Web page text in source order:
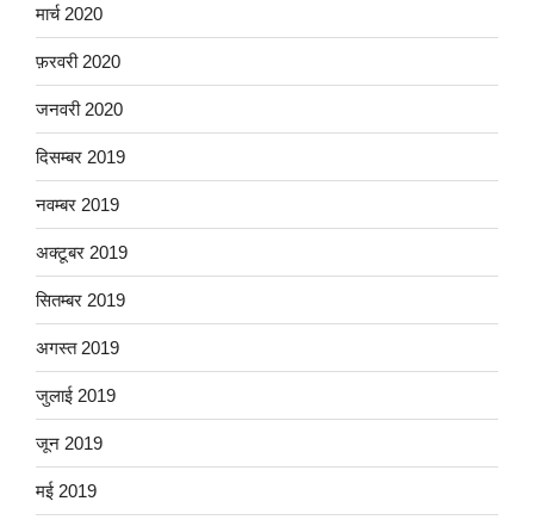
मार्च 2020
फ़रवरी 2020
जनवरी 2020
दिसम्बर 2019
नवम्बर 2019
अक्टूबर 2019
सितम्बर 2019
अगस्त 2019
जुलाई 2019
जून 2019
मई 2019